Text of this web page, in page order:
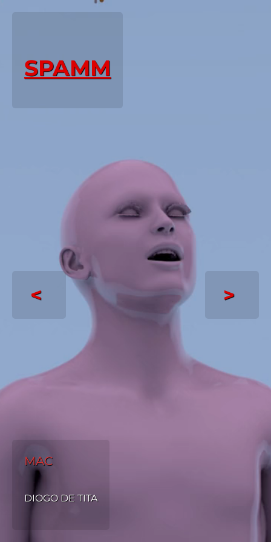
>
<
SPAMM
MAC
DIOGO DE TITA